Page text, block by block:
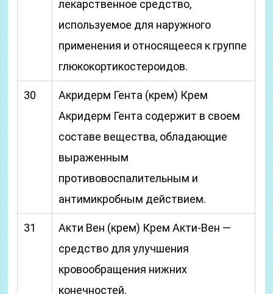
лекарственное средство,
используемое для наружного
применения и относящееся к группе
глюкокортикостероидов.
30
Акридерм Гента (крем) Крем
Акридерм Гента содержит в своем
составе вещества, обладающие
выраженным
противовоспалительным и
антимикробным действием.
31
Акти Вен (крем) Крем Акти-Вен —
средство для улучшения
кровообращения нижних
конечностей.